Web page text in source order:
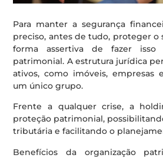
Para manter a segurança
preciso, antes de tudo, proteger o
forma assertiva de fazer
patrimonial. A estrutura jurídica
ativos, como imóveis, empresas
um único grupo.
Frente a qualquer crise, a
proteção patrimonial,
tributária e facilitando o
Benefícios da organização